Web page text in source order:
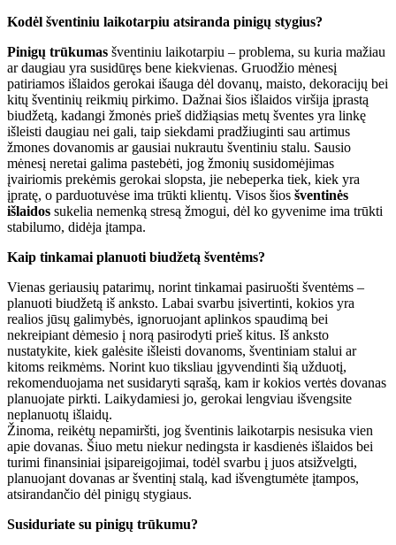
Kodėl šventiniu laikotarpiu atsiranda pinigų stygius?
Pinigų trūkumas šventiniu laikotarpiu – problema, su kuria mažiau
ar daugiau yra susidūręs bene kiekvienas. Gruodžio mėnesį
patiriamos išlaidos gerokai išauga dėl dovanų, maisto, dekoracijų bei
kitų šventinių reikmių pirkimo. Dažnai šios išlaidos viršija įprastą
biudžetą, kadangi žmonės prieš didžiąsias metų šventes yra linkę
išleisti daugiau nei gali, taip siekdami pradžiuginti sau artimus
žmones dovanomis ar gausiai nukrautu šventiniu stalu. Sausio
mėnesį neretai galima pastebėti, jog žmonių susidomėjimas
įvairiomis prekėmis gerokai slopsta, jie nebeperka tiek, kiek yra
įpratę, o parduotuvėse ima trūkti klientų. Visos šios šventinės
išlaidos sukelia nemenką stresą žmogui, dėl ko gyvenime ima trūkti
stabilumo, didėja įtampa.
Kaip tinkamai planuoti biudžetą šventėms?
Vienas geriausių patarimų, norint tinkamai pasiruošti šventėms –
planuoti biudžetą iš anksto. Labai svarbu įsivertinti, kokios yra
realios jūsų galimybės, ignoruojant aplinkos spaudimą bei
nekreipiant dėmesio į norą pasirodyti prieš kitus. Iš anksto
nustatykite, kiek galėsite išleisti dovanoms, šventiniam stalui ar
kitoms reikmėms. Norint kuo tiksliau įgyvendinti šią užduotį,
rekomenduojama net susidaryti sąrašą, kam ir kokios vertės dovanas
planuojate pirkti. Laikydamiesi jo, gerokai lengviau išvengsite
neplanuotų išlaidų.
Žinoma, reikėtų nepamiršti, jog šventinis laikotarpis nesisuka vien
apie dovanas. Šiuo metu niekur nedingsta ir kasdienės išlaidos bei
turimi finansiniai įsipareigojimai, todėl svarbu į juos atsižvelgti,
planuojant dovanas ar šventinį stalą, kad išvengtumėte įtampos,
atsirandančio dėl pinigų stygiaus.
Susiduriate su pinigų trūkumu?